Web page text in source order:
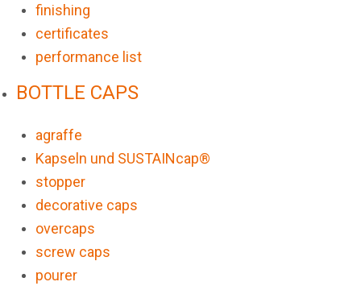
finishing
certificates
performance list
BOTTLE CAPS
agraffe
Kapseln und SUSTAINcap®
stopper
decorative caps
overcaps
screw caps
pourer